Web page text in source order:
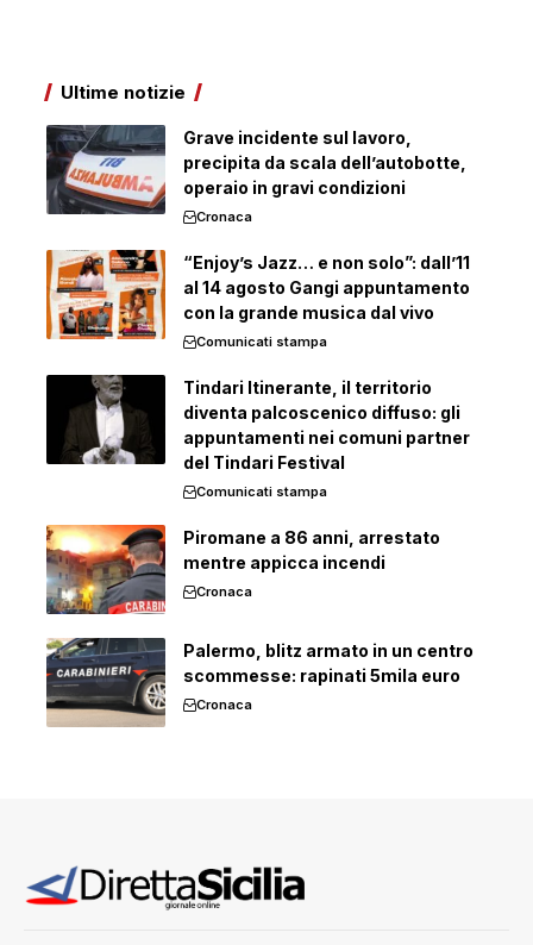
Ultime notizie
Grave incidente sul lavoro,
precipita da scala dell’autobotte,
operaio in gravi condizioni
Cronaca
“Enjoy’s Jazz… e non solo”: dall’11
al 14 agosto Gangi appuntamento
con la grande musica dal vivo
Comunicati stampa
Tindari Itinerante, il territorio
diventa palcoscenico diffuso: gli
appuntamenti nei comuni partner
del Tindari Festival
Comunicati stampa
Piromane a 86 anni, arrestato
mentre appicca incendi
Cronaca
Palermo, blitz armato in un centro
scommesse: rapinati 5mila euro
Cronaca